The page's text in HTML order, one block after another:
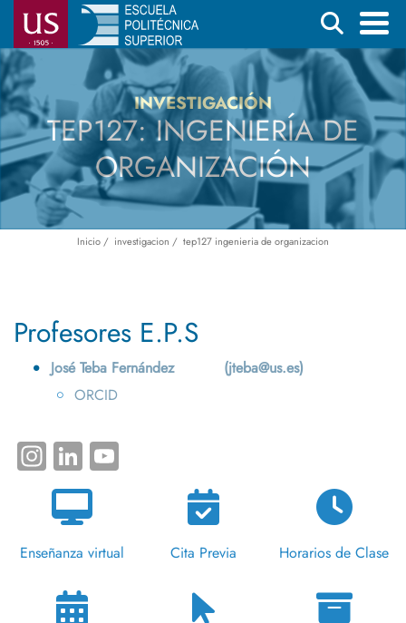
Pasar
contenido
principal
Buscar
Menú
principal INVESTIGACIÓN
TEP127: INGENIERÍA DE
ORGANIZACIÓN
Inicio investigacion tep127 ingenieria de organizacion
Profesores E.P.S
José Teba Fernández
(jteba@us.es)
ORCID
Instagram
LinkedIn
Enseñanza virtual Cita Previa Horarios de Clase